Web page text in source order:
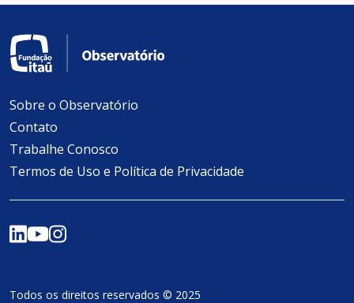
Sobre o Observatório
Contato
Trabalhe Conosco
Termos de Uso e Política de Privacidade
Todos os direitos reservados © 2025